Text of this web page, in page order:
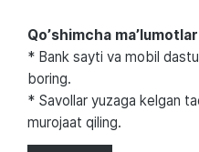
Qoʼshimcha
* Bank sayti va mobil
boring.
* Savollar yuzaga kelgan
murojaat qiling.